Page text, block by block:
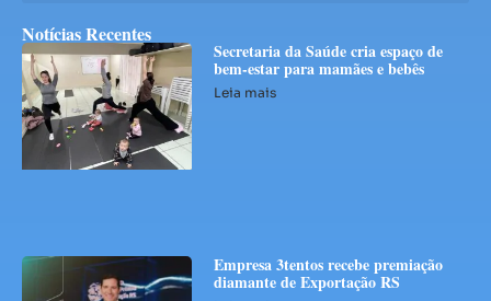
Notícias Recentes
Secretaria da Saúde cria espaço de
bem-estar para mamães e bebês
Leia mais
Empresa 3tentos recebe premiação
diamante de Exportação RS